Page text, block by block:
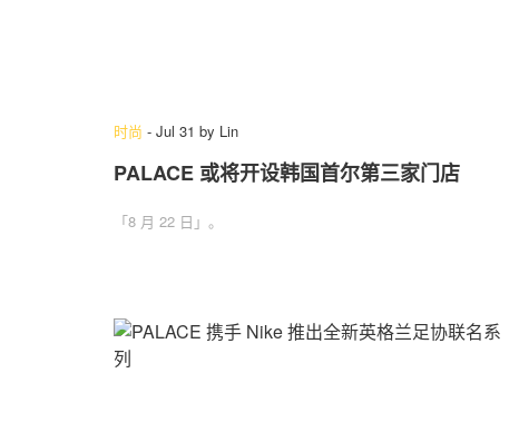
时尚 - Jul 31 by Lin
PALACE 或将开设韩国首尔第三家门店
「8 月 22 日」。